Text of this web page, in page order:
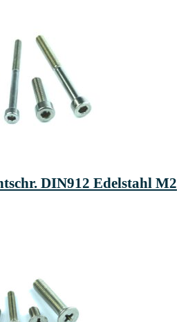
DIN912 Edelstahl M2